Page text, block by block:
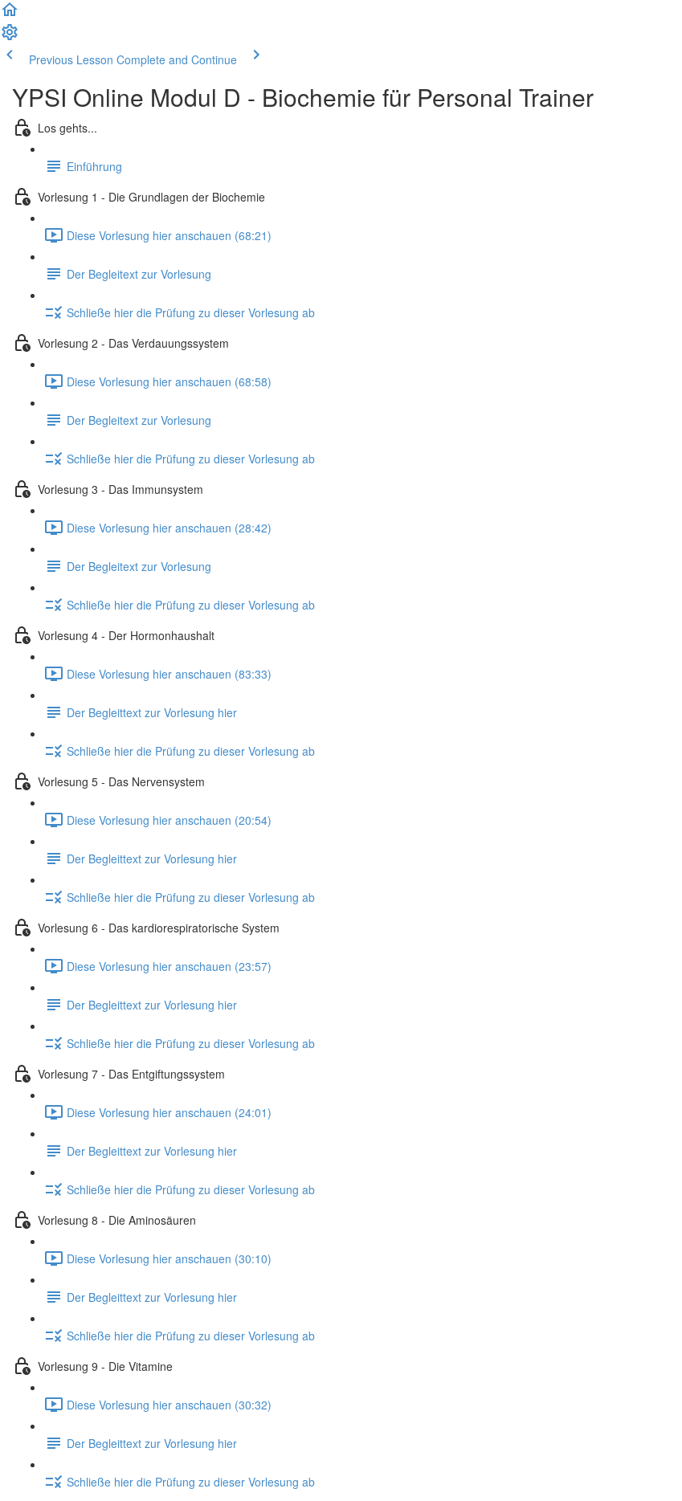
Previous Lesson Complete and Continue
YPSI Online Modul D - Biochemie für Personal Trainer
Los gehts...
Einführung
Vorlesung 1 - Die Grundlagen der Biochemie
Diese Vorlesung hier anschauen (68:21)
Der Begleitext zur Vorlesung
Schließe hier die Prüfung zu dieser Vorlesung ab
Vorlesung 2 - Das Verdauungssystem
Diese Vorlesung hier anschauen (68:58)
Der Begleitext zur Vorlesung
Schließe hier die Prüfung zu dieser Vorlesung ab
Vorlesung 3 - Das Immunsystem
Diese Vorlesung hier anschauen (28:42)
Der Begleitext zur Vorlesung
Schließe hier die Prüfung zu dieser Vorlesung ab
Vorlesung 4 - Der Hormonhaushalt
Diese Vorlesung hier anschauen (83:33)
Der Begleittext zur Vorlesung hier
Schließe hier die Prüfung zu dieser Vorlesung ab
Vorlesung 5 - Das Nervensystem
Diese Vorlesung hier anschauen (20:54)
Der Begleittext zur Vorlesung hier
Schließe hier die Prüfung zu dieser Vorlesung ab
Vorlesung 6 - Das kardiorespiratorische System
Diese Vorlesung hier anschauen (23:57)
Der Begleittext zur Vorlesung hier
Schließe hier die Prüfung zu dieser Vorlesung ab
Vorlesung 7 - Das Entgiftungssystem
Diese Vorlesung hier anschauen (24:01)
Der Begleittext zur Vorlesung hier
Schließe hier die Prüfung zu dieser Vorlesung ab
Vorlesung 8 - Die Aminosäuren
Diese Vorlesung hier anschauen (30:10)
Der Begleittext zur Vorlesung hier
Schließe hier die Prüfung zu dieser Vorlesung ab
Vorlesung 9 - Die Vitamine
Diese Vorlesung hier anschauen (30:32)
Der Begleittext zur Vorlesung hier
Schließe hier die Prüfung zu dieser Vorlesung ab